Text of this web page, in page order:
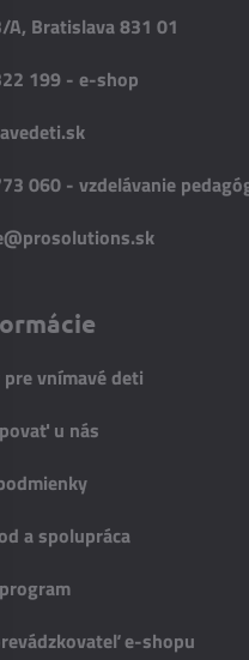
A, Bratislava 831 01
199 - e-shop
060 - vzdelávanie
vnímavé deti
u nás
a spolupráca
e-shopu